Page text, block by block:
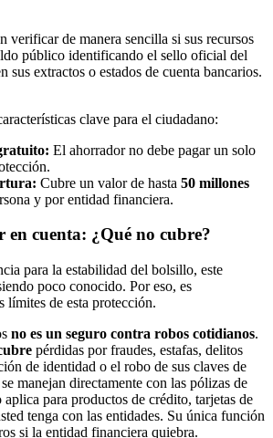
verificar de manera sencilla si sus recursos
público identificando el sello oficial del
sus extractos o estados de cuenta bancarios.
clave para el ciudadano:
El ahorrador no debe pagar un solo
Cubre un valor de hasta 50 millones
y por entidad financiera.
en cuenta: ¿Qué no cubre?
para la estabilidad del bolsillo, este
poco conocido. Por eso, es
límites de esta protección.
no es un seguro contra robos cotidianos.
pérdidas por fraudes, estafas, delitos
de identidad o el robo de sus claves de
manejan directamente con las pólizas de
para productos de crédito, tarjetas de
tenga con las entidades. Su única función
si la entidad financiera quiebra.